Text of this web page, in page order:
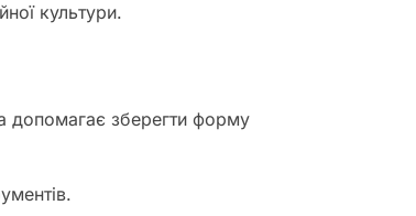
культури.
допомагає зберегти форму